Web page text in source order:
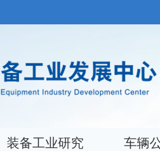
装备工业研究 车辆